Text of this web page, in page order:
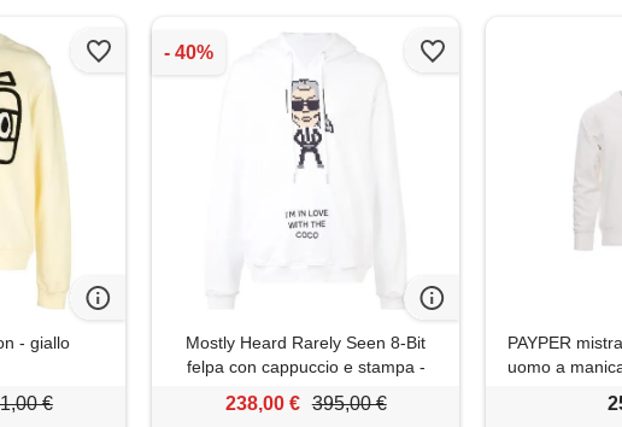
- giallo
€
Mostly Heard Rarely Seen 8-Bit
felpa con cappuccio e stampa -
bianco
238,00 € 395,00 €
PAYPER
uomo a
cotone